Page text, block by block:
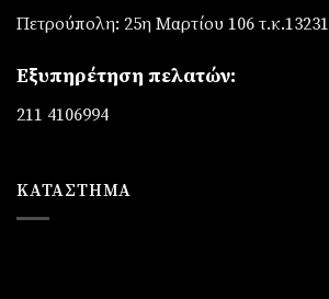
Πετρούπολη: 25η Μαρτίου 106 τ.κ.13231
Εξυπηρέτηση πελατών:
211 4106994
ΚΑΤΆΣΤΗΜΑ